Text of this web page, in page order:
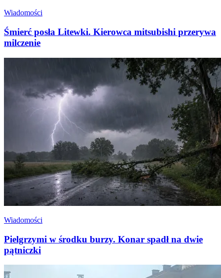
Wiadomości
Śmierć posła Litewki. Kierowca mitsubishi przerywa
milczenie
Wiadomości
Pielgrzymi w środku burzy. Konar spadł na dwie
pątniczki